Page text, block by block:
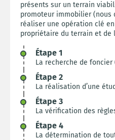
présents sur un terrain
promoteur immobilier (nous
réaliser une opération clé
propriétaire du terrain et de
Étape 1
La recherche de
Étape 2
La réalisation d’une
Étape 3
La vérification des
Étape 4
La détermination de